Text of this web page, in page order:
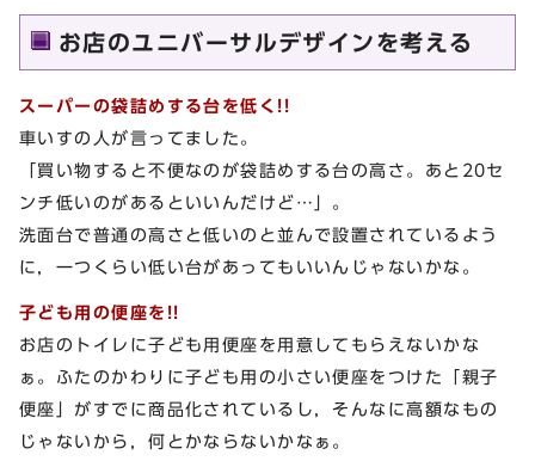
お店のユニバーサルデザインを考える
スーパーの袋詰めする台を低く!!
車いすの人が言ってました。
「買い物すると不便なのが袋詰めする台の高さ。あと20セ
ンチ低いのがあるといいんだけど…」。
洗面台で普通の高さと低いのと並んで設置されているよう
に，一つくらい低い台があってもいいんじゃないかな。
子ども用の便座を!!
お店のトイレに子ども用便座を用意してもらえないかな
ぁ。ふたのかわりに子ども用の小さい便座をつけた「親子
便座」がすでに商品化されているし，そんなに高額なもの
じゃないから，何とかならないかなぁ。